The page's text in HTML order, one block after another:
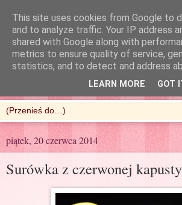
R'n'G Kitchen
piątek, 20 czerwca 2014
Surówka z czerwonej kapusty
This site uses cookies from Google to
and to analyze traffic. Your IP address
shared with Google along with
metrics to ensure quality of service,
statistics, and to detect and address
LEARN MORE GOT